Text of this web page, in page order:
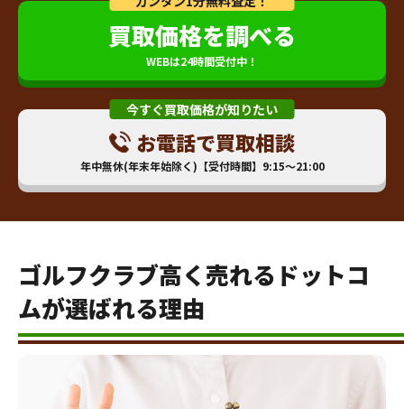
買取価格を調べる
WEBは24時間受付中！
今すぐ買取価格が知りたい
お電話で買取相談
年中無休(年末年始除く)【受付時間】9:15～21:00
ゴルフクラブ高く売れるドットコ
ムが選ばれる理由